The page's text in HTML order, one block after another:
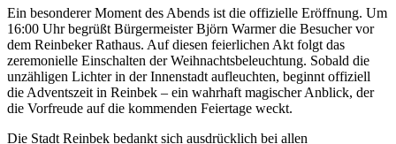
Ein besonderer Moment des Abends ist die offizielle Eröffnung. Um
16:00 Uhr begrüßt Bürgermeister Björn Warmer die Besucher vor
dem Reinbeker Rathaus. Auf diesen feierlichen Akt folgt das
zeremonielle Einschalten der Weihnachtsbeleuchtung. Sobald die
unzähligen Lichter in der Innenstadt aufleuchten, beginnt offiziell
die Adventszeit in Reinbek – ein wahrhaft magischer Anblick, der
die Vorfreude auf die kommenden Feiertage weckt.
Die Stadt Reinbek bedankt sich ausdrücklich bei allen